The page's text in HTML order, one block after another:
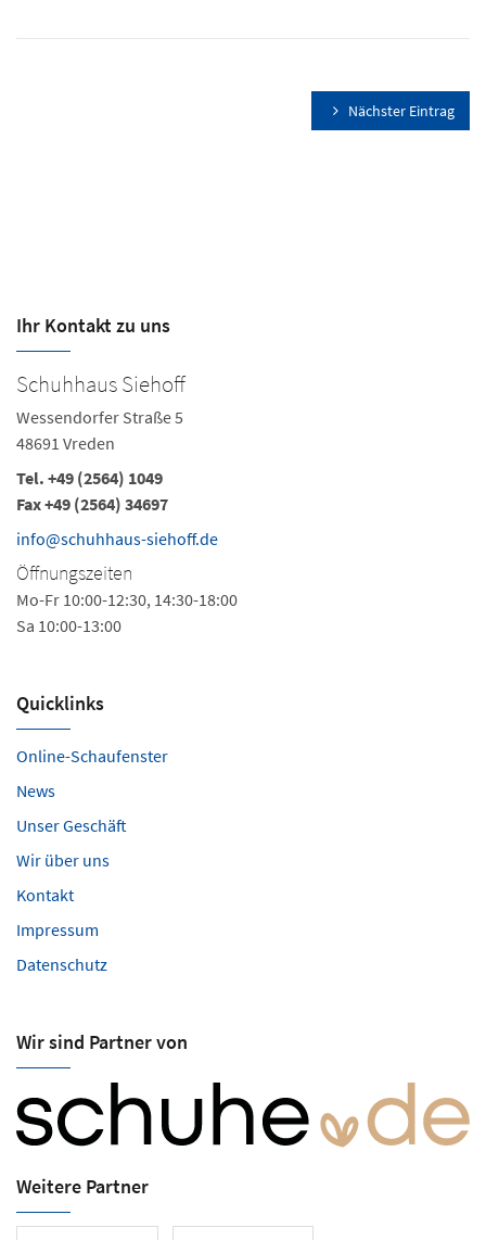
Nächster Eintrag
Ihr Kontakt zu uns
Schuhhaus Siehoff
Wessendorfer Straße 5
48691 Vreden
Tel. +49 (2564) 1049
Fax +49 (2564) 34697
info@schuhhaus-siehoff.de
Öffnungszeiten
Mo-Fr 10:00-12:30, 14:30-18:00
Sa 10:00-13:00
Quicklinks
Online-Schaufenster
News
Unser Geschäft
Wir über uns
Kontakt
Impressum
Datenschutz
Wir sind Partner von
Weitere Partner